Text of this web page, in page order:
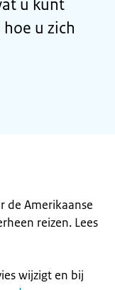
u kunt
u zich
de Amerikaanse
reizen. Lees
wijzigt en bij